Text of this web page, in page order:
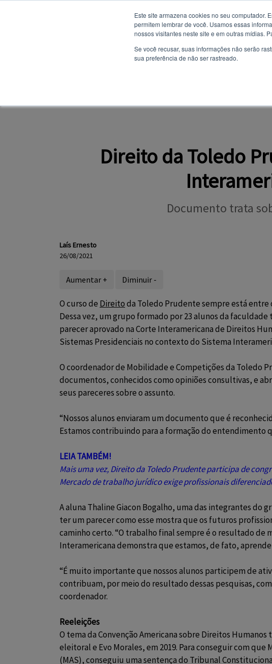
Este site armazena cookies no seu computador.
permitem lembrar de você. Usamos essas
nossos visitantes neste site e em outras mídias.
Se você recusar, suas informações não serão
sua preferência de não ser rastreado.
NOTÍCIAS
Direito da Toledo
Documento trata
Laís Ernesto
26/08/2021
Aumentar + Diminuir -
O curso de Direitoda Toledo Prudente sempre está entre
Dessa vez, um grupo formado por 23 alunos da faculdade
parecer aprovado na Corte Interamericana de Direitos
Sistemas Presidenciais no contexto do Sistema
O coordenador de Mobilidade e Competições da Toledo
documentos, conhecidos como opiniões consultivas, e
seus pareceres sobre o assunto.
“Nossos alunos enviaram um documento que é
Estamos contribuindo para a formação do entendimento
LEIA TAMBÉM!
Mais uma vez, Direito da Toledo Prudente participa de
Mercado de trabalho jurídico exige profissionais
A aluna Thaline Giacon Bogalho, uma das integrantes do
ter um parecer como esse mostra que os futuros
caminho certo. “O trabalho final sempre é o resultado
Interamericana demonstra que estamos, de fato,
“É muito importante que nossos alunos participem de
contribuam, por meio do resultado dessas pesquisas,
coordenador.
Reeleições
O tema da Convenção Americana sobre Direitos
eleitoral e Evo Morales, em 2019. Para conseguir com
(MAS), conseguiu uma sentença do Tribunal
Você